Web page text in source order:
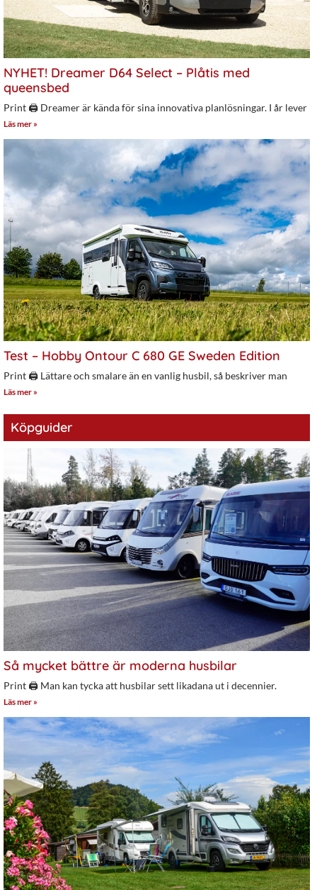
NYHET! Dreamer D64 Select – Plåtis med
queensbed
Print 🖨 Dreamer är kända för sina innovativa planlösningar. I år lever
Läs mer »
Test – Hobby Ontour C 680 GE Sweden Edition
Print 🖨 Lättare och smalare än en vanlig husbil, så beskriver man
Läs mer »
Köpguider
Så mycket bättre är moderna husbilar
Print 🖨 Man kan tycka att husbilar sett likadana ut i decennier.
Läs mer »